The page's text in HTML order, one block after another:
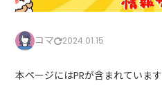
コマ 2024.01.15
本ページにはPRが含まれています